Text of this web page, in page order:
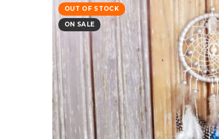
OUT OF STOCK
ON SALE